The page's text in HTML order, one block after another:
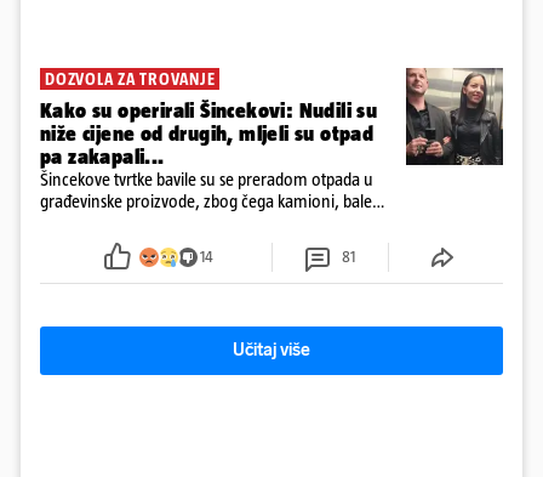
DOZVOLA ZA TROVANJE
Kako su operirali Šincekovi: Nudili su
niže cijene od drugih, mljeli su otpad
pa zakapali...
Šincekove tvrtke bavile su se preradom otpada u
građevinske proizvode, zbog čega kamioni, bale
14 81
Učitaj više